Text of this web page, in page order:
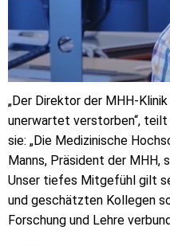
„Der Direktor der MHH-
unerwartet verstorben“, teilt
sie: „Die Medizinische
Manns, Präsident der
Unser tiefes Mitgefühl gilt
und geschätzten Kollegen
Forschung und Lehre